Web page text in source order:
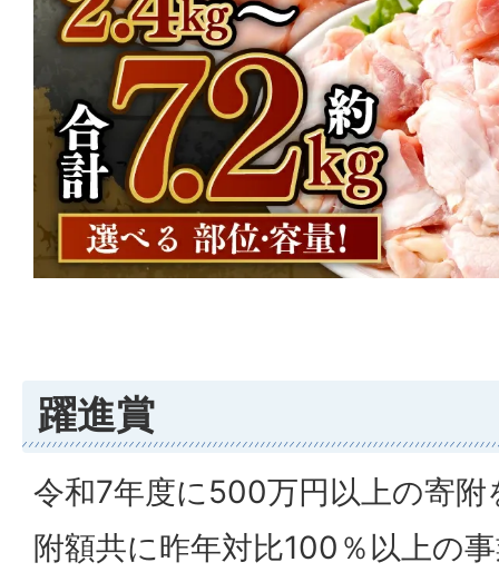
躍進賞
令和7年度に500万円以上の寄附
附額共に昨年対比100％以上の